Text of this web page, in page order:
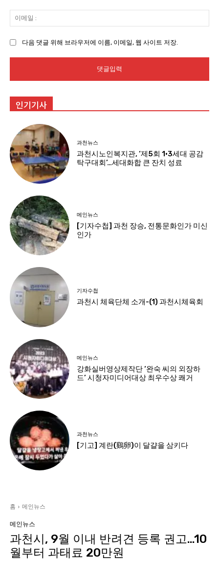
:
메
다음 댓글 위해 브라우저에 이름, 이메일, 웹 사이트 저장.
인기기사
과천뉴스
과천시노인복지관, ‘제5회 1·3세대 공감
탁구대회’…세대화합 큰 잔치 성료
메인뉴스
[기자수첩] 과천 장승, 전통문화인가 미신
인가
기자수첩
과천시 체육단체 소개-(1) 과천시체육회
메인뉴스
강화실버영상제작단 ‘완숙 씨의 외장하
드’ 시청자미디어대상 최우수상 쾌거
과천뉴스
[기고] 계란(鷄卵)이 달걀을 삼키다